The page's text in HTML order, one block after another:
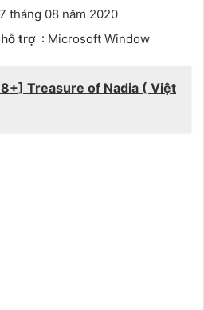
tháng 08 năm 2020
trợ: Microsoft Window
Treasure of Nadia ( Việt